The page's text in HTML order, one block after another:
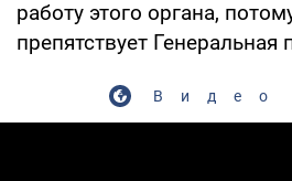
работу этого органа,
препятствует Генеральная
Видео